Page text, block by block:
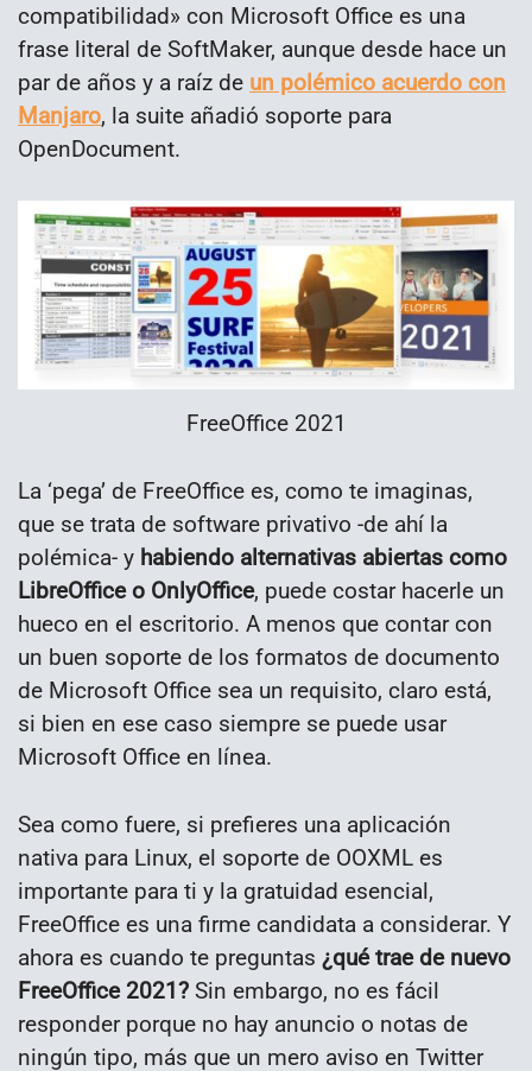
compatibilidad» con Microsoft Office es una
frase literal de SoftMaker, aunque desde hace un
par de años y a raíz de un polémico acuerdo con
Manjaro, la suite añadió soporte para
OpenDocument.
FreeOffice 2021
La ‘pega’ de FreeOffice es, como te imaginas,
que se trata de software privativo -de ahí la
polémica- y habiendo alternativas abiertas como
LibreOffice o OnlyOffice, puede costar hacerle un
hueco en el escritorio. A menos que contar con
un buen soporte de los formatos de documento
de Microsoft Office sea un requisito, claro está,
si bien en ese caso siempre se puede usar
Microsoft Office en línea.
Sea como fuere, si prefieres una aplicación
nativa para Linux, el soporte de OOXML es
importante para ti y la gratuidad esencial,
FreeOffice es una firme candidata a considerar. Y
ahora es cuando te preguntas ¿qué trae de nuevo
FreeOffice 2021? Sin embargo, no es fácil
responder porque no hay anuncio o notas de
ningún tipo, más que un mero aviso en Twitter